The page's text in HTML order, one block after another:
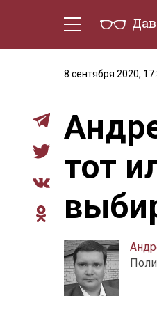
8 сентября 2020,
тот